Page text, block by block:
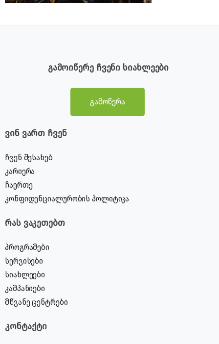
გამოიწერე ჩვენი სიახლეები
გამოწერა
ვინ ვართ ჩვენ
ჩვენ შესახებ
კარიერა
ჩაერთე
კონფიდენციალურობის პოლიტიკა
რას ვაკეთებთ
პროგრამები
სერვისები
სიახლეები
კამპანიები
მწვანე ცენტრები
კონტაქტი